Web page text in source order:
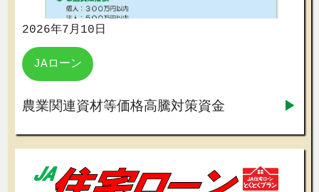
2026年7月10日
JAローン
農業関連資材等価格高騰対策資金